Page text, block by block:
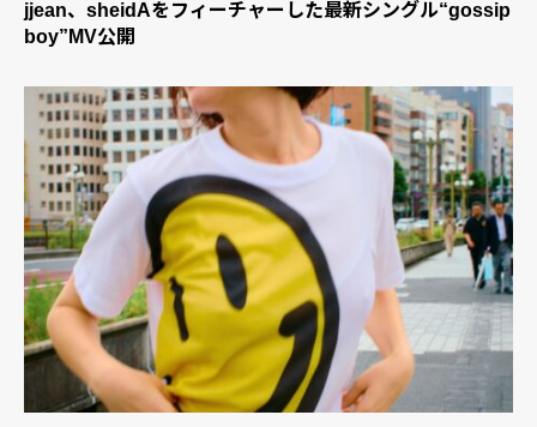
jjean、sheidAをフィーチャーした最新シングル“gossip
boy”MV公開